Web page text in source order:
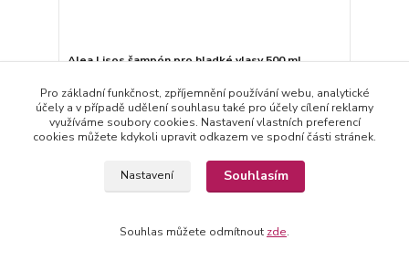
Alea Lisos šampón pro hladké vlasy 500 ml
333 Kč ks
275 Kč bez DPH Skladem
Přidat do košíku
Pro základní funkčnost, zpříjemnění používání webu, analytické
účely a v případě udělení souhlasu také pro účely cílení reklamy
využíváme soubory cookies. Nastavení vlastních preferencí
cookies můžete kdykoli upravit odkazem ve spodní části stránek.
Nastavení Souhlasím
Souhlas můžete odmítnout zde.